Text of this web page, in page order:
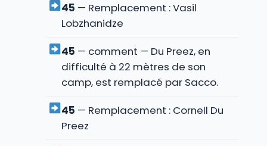
45 — Remplacement : Vasil
Lobzhanidze
45 — comment — Du Preez, en
difficulté à 22 mètres de son
camp, est remplacé par Sacco.
45 — Remplacement : Cornell Du
Preez